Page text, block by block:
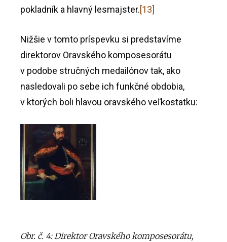
pokladník a hlavný lesmajster.[13]
Nižšie v tomto príspevku si predstavíme
direktorov Oravského komposesorátu
v podobe stručných medailónov tak, ako
nasledovali po sebe ich funkčné obdobia,
v ktorých boli hlavou oravského veľkostatku:
Obr. č. 4: Direktor Oravského komposesorátu,